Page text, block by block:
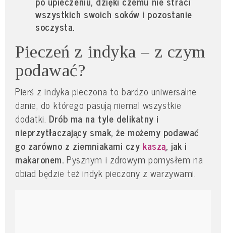
wszystkich swoich soków i pozostanie
soczysta.
Pieczeń z indyka – z czym
podawać?
Pierś z indyka pieczona to bardzo uniwersalne
danie, do którego pasują niemal wszystkie
dodatki. Drób ma na tyle delikatny i
nieprzytłaczający smak, że możemy podawać
go zarówno z ziemniakami czy kaszą, jak i
makaronem.Pysznym i zdrowym pomysłem na
obiad będzie też indyk pieczony z warzywami.